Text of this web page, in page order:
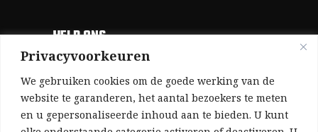
Privacyvoorkeuren
We gebruiken cookies om de goede werking van de
website te garanderen, het aantal bezoekers te meten
en u gepersonaliseerde inhoud aan te bieden. U kunt
HELP ONS
Aangezien we volledig zelf gefinancierd zijn
(zonder subsidies, zonder commerciële
advertenties en zonder rijke sponsors), zijn we